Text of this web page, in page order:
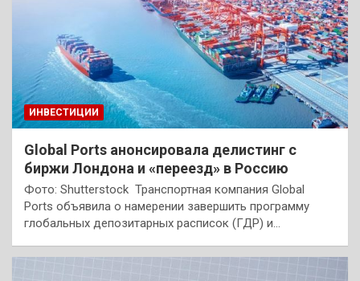
ИНВЕСТИЦИИ
Global Ports анонсировала делистинг с
биржи Лондона и «переезд» в Россию
Фото: Shutterstock Транспортная компания Global
Ports объявила о намерении завершить программу
глобальных депозитарных расписок (ГДР) и…